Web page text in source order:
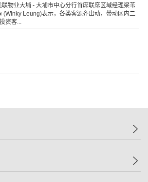
联物业大埔 - 大埔市中心分行首席联席区域经理梁苇
(Winky Leung)表示，各类客源齐出动，带动区内二
资客...